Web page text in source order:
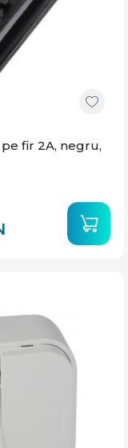
fir 2A, negru,